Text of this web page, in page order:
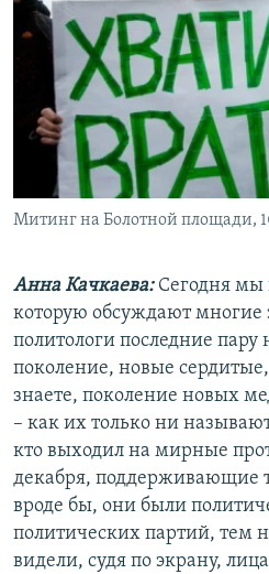
РАСПИСАНИЕ ВЕЩАНИЯ
ПОДПИШИТЕСЬ НА
СОЦИАЛЬНЫЕ СЕТИ
Все сайты РСЕ/РС
Митинг на Болотной площади,
Анна Качкаева:Сегодня мы
которую обсуждают многие
политологи последние пару
поколение, новые
знаете, поколение новых
– как их только ни
кто выходил на мирные
декабря, поддерживающие
вроде бы, они были
политических партий, тем
видели, судя по экрану,